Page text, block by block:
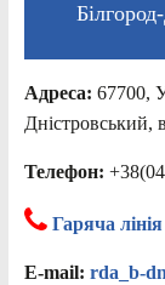
Адреса: 67700,
Дністровський,
Телефон:
Гаряча
E-mail: rda_b-